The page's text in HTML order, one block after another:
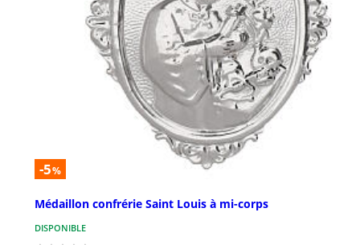
-5%
Médaillon confrérie Saint Louis à mi-corps
DISPONIBLE